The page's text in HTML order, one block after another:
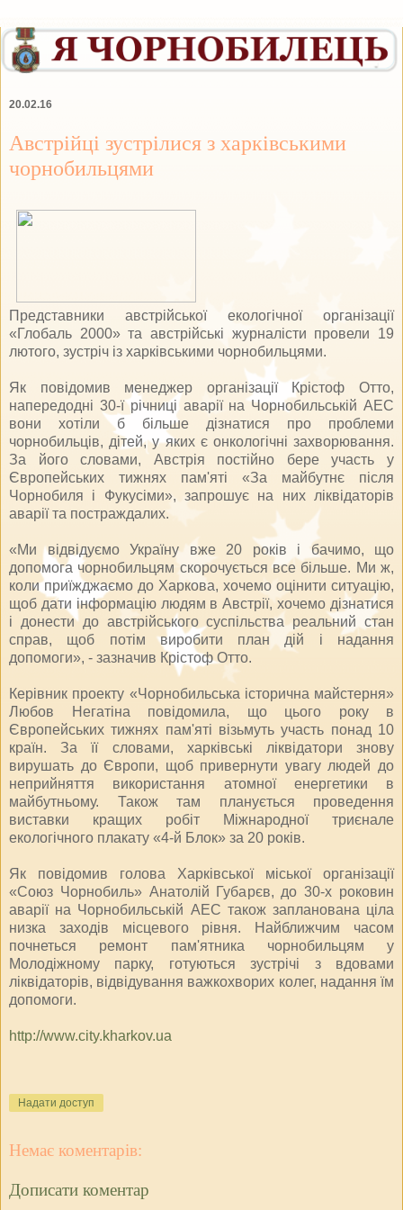
20.02.16
Австрійці зустрілися з харківськими
чорнобильцями
Представники австрійської екологічної організації
«Глобаль 2000» та австрійські журналісти провели 19
лютого, зустріч із харківськими чорнобильцями.
Як повідомив менеджер організації Крістоф Отто,
напередодні 30-ї річниці аварії на Чорнобильській АЕС
вони хотіли б більше дізнатися про проблеми
чорнобильців, дітей, у яких є онкологічні захворювання.
За його словами, Австрія постійно бере участь у
Європейських тижнях пам'яті «За майбутнє після
Чорнобиля і Фукусіми», запрошує на них ліквідаторів
аварії та постраждалих.
«Ми відвідуємо Україну вже 20 років і бачимо, що
допомога чорнобильцям скорочується все більше. Ми ж,
коли приїжджаємо до Харкова, хочемо оцінити ситуацію,
щоб дати інформацію людям в Австрії, хочемо дізнатися
і донести до австрійського суспільства реальний стан
справ, щоб потім виробити план дій і надання
допомоги», - зазначив Крістоф Отто.
Керівник проекту «Чорнобильська історична майстерня»
Любов Негатіна повідомила, що цього року в
Європейських тижнях пам'яті візьмуть участь понад 10
країн. За її словами, харківські ліквідатори знову
вирушать до Європи, щоб привернути увагу людей до
неприйняття використання атомної енергетики в
майбутньому. Також там планується проведення
виставки кращих робіт Міжнародної триєнале
екологічного плакату «4-й Блок» за 20 років.
Як повідомив голова Харківської міської організації
«Союз Чорнобиль» Анатолій Губарєв, до 30-х роковин
аварії на Чорнобильській АЕС також запланована ціла
низка заходів місцевого рівня. Найближчим часом
почнеться ремонт пам'ятника чорнобильцям у
Молодіжному парку, готуються зустрічі з вдовами
ліквідаторів, відвідування важкохворих колег, надання їм
допомоги.
http://www.city.kharkov.ua
Надати доступ
Немає коментарів:
Дописати коментар